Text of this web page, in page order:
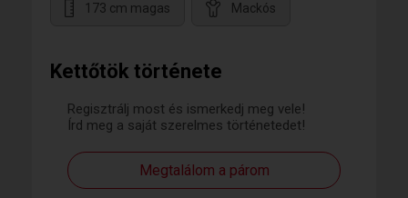
Kettőtök története
Regisztrálj most és ismerkedj meg vele!
Írd meg a saját szerelmes történetedet!
Megtalálom a párom
173 cm magas Mackós